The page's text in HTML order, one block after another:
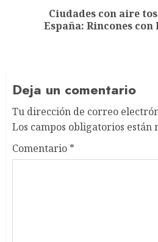
Ciudades con aire
España: Rincones
Deja un comentario
Tu dirección de correo
Los campos obligatorios están
Comentario *